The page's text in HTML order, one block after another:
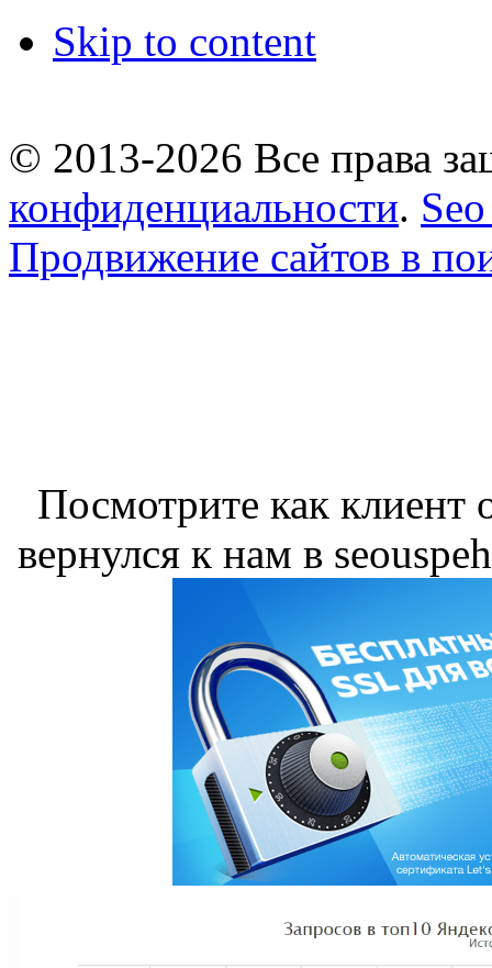
Skip to content
© 2013-2026 Все права
конфиденциальности.
Продвижение сайтов в
Посмотрите как клиент
вернулся к нам в